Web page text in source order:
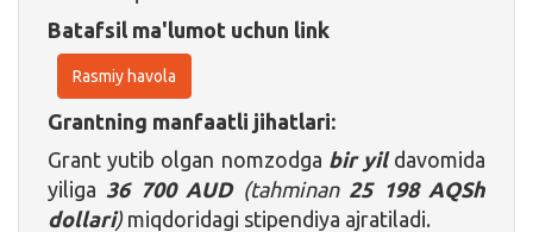
Batafsil ma'lumot uchun link
Rasmiy havola
Grantning manfaatli jihatlari:
Grant yutib olgan nomzodga bir yil davomida
yiliga 36 700 AUD(tahminan 25 198 AQSh
dollari)miqdoridagi stipendiya ajratiladi.